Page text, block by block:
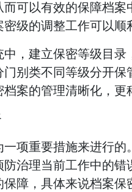
可以有效的保障档
级的调整工作可以顺
，建立保密等级目
别类不同等级分开
案的管理清晰化，更
项重要措施来进行
治理当前工作中的
障，具体来说档案